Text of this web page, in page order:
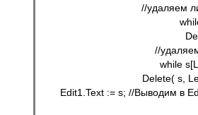
//удаляем
//
while
Delete( s,
Edit1.Text := s; //Выводим в